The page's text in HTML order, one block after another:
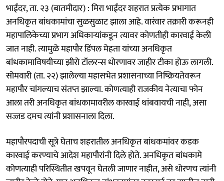
भाईंदर, ता. २३ (बातमीदार) : मिरा भाईंदर शहरात प्रत्येक प्रभागात
अनधिकृत बांधकामांचा सुळसुळाट झाला आहे. वारंवार तक्रारी करूनही
महापालिकेच्या प्रभाग अधिकाऱ्यांकडून त्यावर कोणतीही कारवाई केली
जात नाही. त्यामुळे महापौर डिंपल मेहता यांच्या अनधिकृत
बांधकामाविषयीच्या झीरो टॉलरन्स धोरणावर जाहीर टीका होऊ लागली.
सोमवारी (ता. २२) झालेल्या महासभेत प्रशासनाच्या निष्क्रियतेवरून
महापौर चांगल्याच संतप्त झाल्या. कोणत्याही राजकीय नेत्याचा फोन
आला तरी अनधिकृत बांधकामावरील कारवाई थांबवायची नाही, असा
सज्जड दमच त्यांनी प्रशासनाला दिला.
महापौरपदाची सूत्रे घेताच शहरातील अनधिकृत बांधकमांवर कडक
कारवाई करण्याचे आदेश महापौरांनी दिले होते. अनधिकृत बांधकामे
कोणत्याही परिस्थितीत खपवून घेतली जाणार नाहीत, असे धोरणच त्यांनी